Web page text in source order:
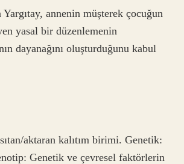
annenin müşterek çocuğun
yasal bir düzenlemenin
dayanağını oluşturduğunu kabul
aktaran kalıtım birimi. Genetik:
Genetik ve çevresel faktörlerin